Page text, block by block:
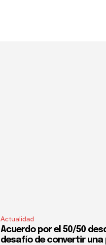
Actualidad
Acuerdo por el 50/50
desafío de convertir una